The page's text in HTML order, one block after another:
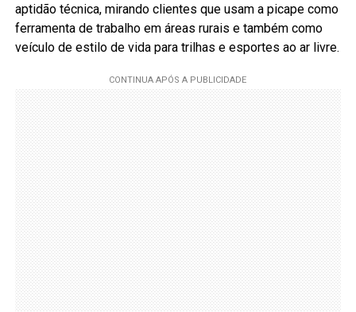
aptidão técnica, mirando clientes que usam a picape como
ferramenta de trabalho em áreas rurais e também como
veículo de estilo de vida para trilhas e esportes ao ar livre.